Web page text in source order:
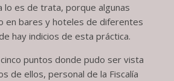
lo es de trata, porque algunas
en bares y hoteles de diferentes
hay indicios de esta práctica.
puntos donde pudo ser vista
de ellos, personal de la Fiscalía